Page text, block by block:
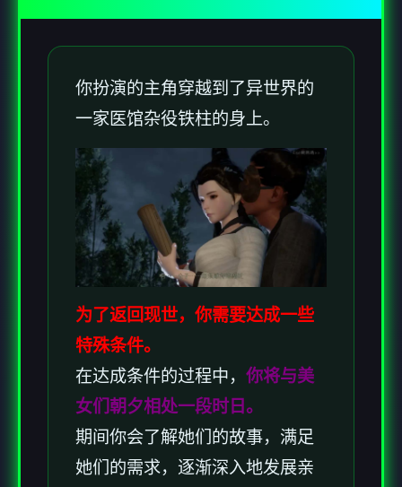
你扮演的主角穿越到了异世界的
一家医馆杂役铁柱的身上。
为了返回现世，你需要达成一些
特殊条件。
在达成条件的过程中， 你将与美
女们朝夕相处一段时日。
期间你会了解她们的故事，满足
她们的需求，逐渐深入地发展亲